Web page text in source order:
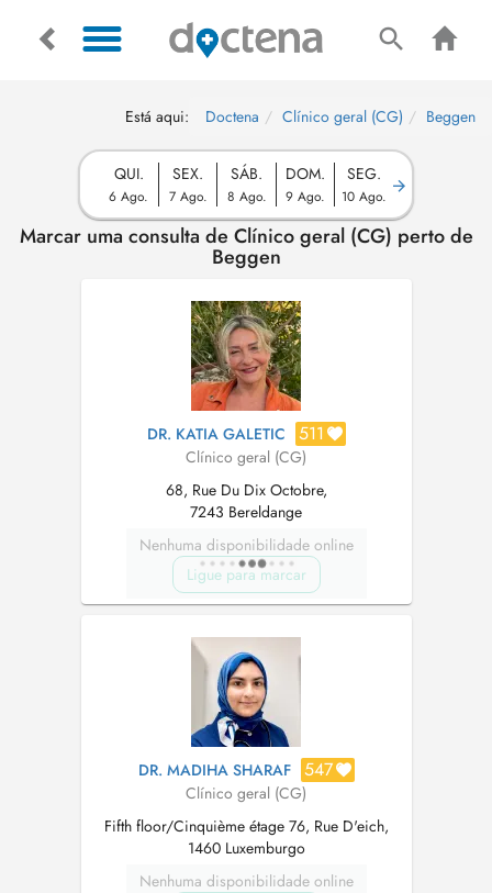
Está aqui: Doctena Clínico geral (CG) Beggen
QUI.
6 Ago.
SEX.
7 Ago.
SÁB.
8 Ago.
DOM.
9 Ago.
SEG.
10 Ago.
Marcar uma consulta de Clínico geral (CG) perto de
Beggen
DR. KATIA GALETIC 511
Clínico geral (CG)
68, Rue Du Dix Octobre,
7243 Bereldange
Nenhuma disponibilidade online
Ligue para marcar
DR. MADIHA SHARAF 547
Clínico geral (CG)
Fifth floor/Cinquième étage 76, Rue D'eich,
1460 Luxemburgo
Nenhuma disponibilidade online